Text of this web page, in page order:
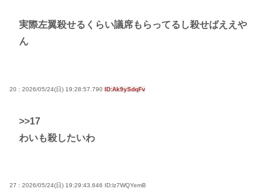
実際左翼殺せるくらい議席もらってるし殺せばええや
ん
20 : 2026/05/24(日) 19:28:57.790 ID:Ak9ySdqFv
>>17
わいも殺したいわ
27 : 2026/05/24(日) 19:29:43.646 ID:lz7WQYemB